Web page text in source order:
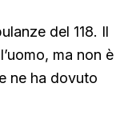
del 118. Il
ma non è
ne ha dovuto